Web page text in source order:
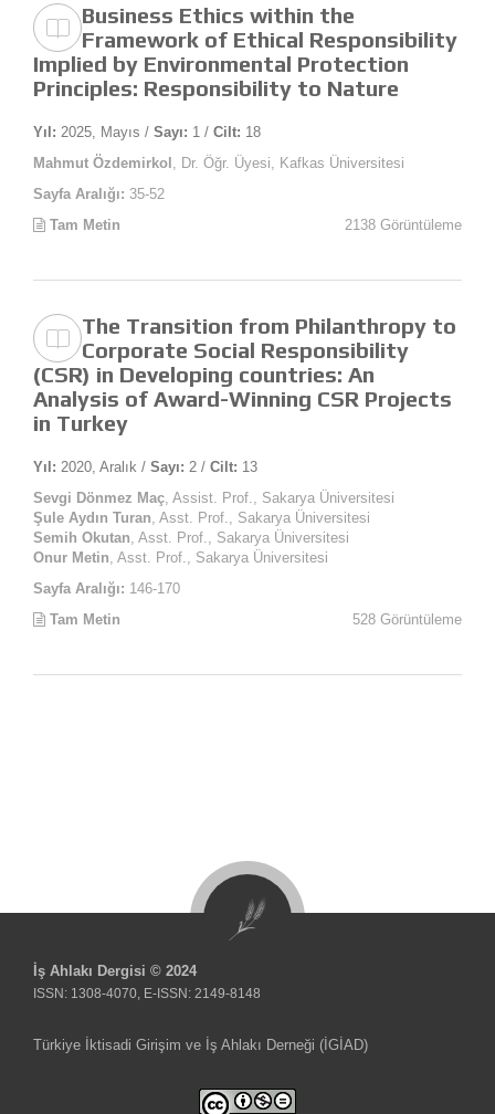
Business Ethics within the
Framework of Ethical Responsibility
Implied by Environmental Protection
Principles: Responsibility to Nature
Yıl: 2025, Mayıs / Sayı: 1 / Cilt: 18
Mahmut Özdemirkol , Dr. Öğr. Üyesi, Kafkas Üniversitesi
Sayfa Aralığı: 35-52
Tam Metin
2138 Görüntüleme
The Transition from Philanthropy to
Corporate Social Responsibility
(CSR) in Developing countries: An
Analysis of Award-Winning CSR Projects
in Turkey
Yıl: 2020, Aralık / Sayı: 2 / Cilt: 13
Sevgi Dönmez Maç , Assist. Prof., Sakarya Üniversitesi
Şule Aydın Turan , Asst. Prof., Sakarya Üniversitesi
Semih Okutan , Asst. Prof., Sakarya Üniversitesi
Onur Metin , Asst. Prof., Sakarya Üniversitesi
Sayfa Aralığı: 146-170
Tam Metin
528 Görüntüleme
İş Ahlakı Dergisi © 2024
ISSN: 1308-4070, E-ISSN: 2149-8148
Türkiye İktisadi Girişim ve İş Ahlakı Derneği (İGİAD)